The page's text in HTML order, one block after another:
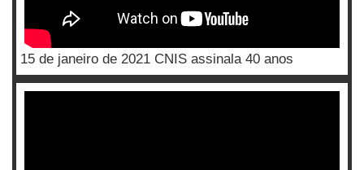
15 de janeiro de 2021 CNIS assinala 40 anos